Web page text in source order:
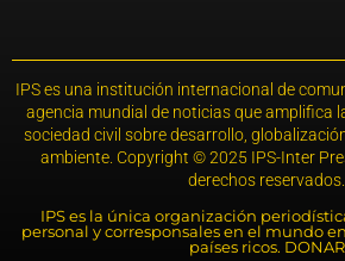
IPS es una institución internacional de
agencia mundial de noticias que amplifica
sociedad civil sobre desarrollo,
ambiente. Copyright © 2025 IPS-Inter
derechos reservados.
IPS es la única organización
personal y corresponsales en el mundo
países ricos. DONAR